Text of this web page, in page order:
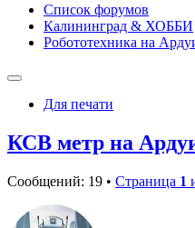
Список форумов
Калининград & ХОББИ
Робототехника на
Для печати
КСВ метр на
Сообщений: 19 • Страница 1